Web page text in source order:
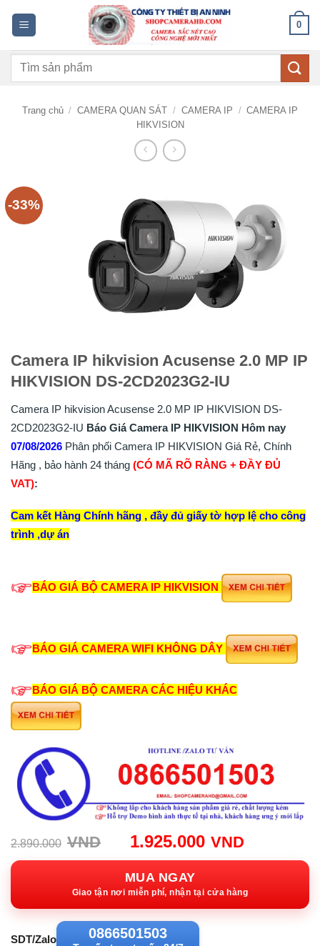
dung
0
Tìm
Trang chủ / CAMERA QUAN SÁT / CAMERA IP / CAMERA IP
HIKVISION
-33%
Camera IP hikvision Acusense 2.0 MP IP
HIKVISION DS-2CD2023G2-IU
Camera IP hikvision Acusense 2.0 MP IP HIKVISION DS-
2CD2023G2-IU Báo Giá Camera IP HIKVISION Hôm nay
07/08/2026 Phân phối Camera IP HIKVISION Giá Rẻ, Chính
Hãng , bảo hành 24 tháng (CÓ MÃ RÕ RÀNG + ĐẦY ĐỦ
VAT):
Cam kết Hàng Chính hãng , đầy đủ giấy tờ hợp lệ cho công
trình ,dự án
BÁO GIÁ BỘ CAMERA IP HIKVISION
BÁO GIÁ CAMERA WIFI KHÔNG DÂY
BÁO GIÁ BỘ CAMERA CÁC HIỆU KHÁC
2.890.000 VND
Giá
gốc:
2.890.000VND.
1.925.000 VND
hiện
MUA NGAY
Giao tận nơi miễn phí, nhận tại cửa hàng
SDT/Zalo 0866501503